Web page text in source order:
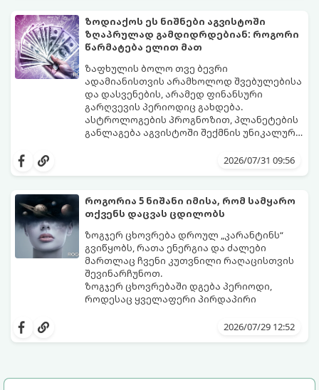
ზოდიაქოს ეს ნიშნები აგვისტოში
ზღაპრულად გამდიდრდებიან: როგორი
წარმატება ელით მათ
ზაფხულის ბოლო თვე ბევრი
ადამიანისთვის არამხოლოდ შვებულებისა
და დასვენების, არამედ ფინანსური
გარღვევის პერიოდიც გახდება.
ასტროლოგების პროგნოზით, პლანეტების
განლაგება აგვისტოში შექმნის უნიკალურ
ზოდიაქოს 4 ნიშანს ფინანსური წარმატების
შორის, ვისაც აგვისტოში ფინანსური
2026/07/31 09:56
როგორია 5 ნიშანი იმისა, რომ სამყარო
თქვენს დაცვას ცდილობს
ზოგჯერ ცხოვრება დროულ „კარანტინს“
გვიწყობს, რათა ენერგია და ძალები
მართლაც ჩვენი კუთვნილი რაღაცისთვის
შევინარჩუნოთ.
ზოგჯერ ცხოვრებაში დგება პერიოდი,
როდესაც ყველაფერი პირდაპირი
იშლება მნიშვნელოვანი გარიგებები,
ასეთ მომენტებში ადვილია
მომხდარი მარცხი სასჯელი კი არა,
2026/07/29 12:52